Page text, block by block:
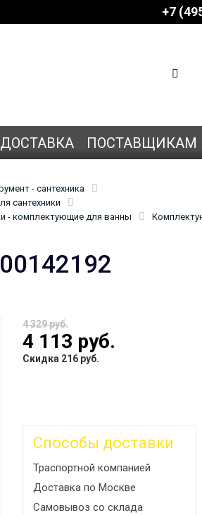
+7
ДОСТАВКА ПОСТАВЩИКАМ
- сантехника
сантехники
- комплектующие для ванны
4 329 руб.
4 113 руб.
Скидка 216 руб.
Способы доставки
Траспортной компанией
Доставка по Москве
Самовывоз со склада